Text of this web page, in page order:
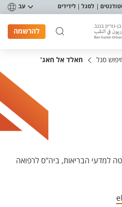
לסגל לידידים עב
להרשמה
סגל חאלד אל חאג'
למדעי הבריאות, ביה"ס לרפואה